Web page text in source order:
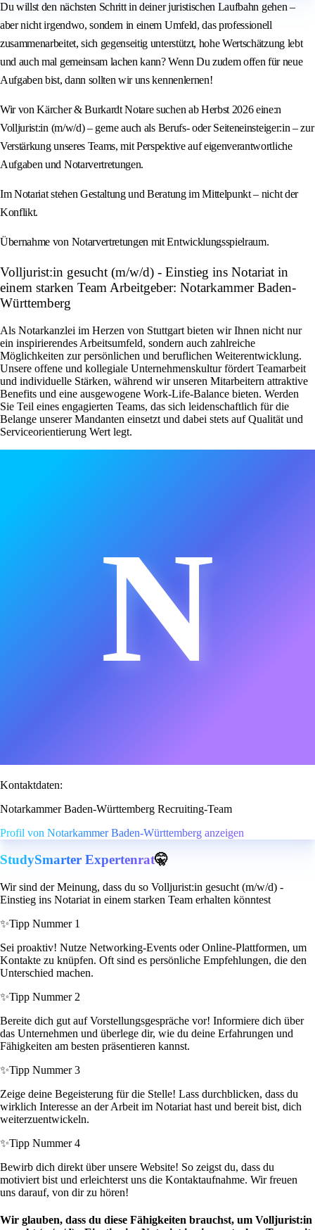
Du willst den nächsten Schritt in deiner juristischen Laufbahn gehen –
aber nicht irgendwo, sondern in einem Umfeld, das professionell
zusammenarbeitet, sich gegenseitig unterstützt, hohe Wertschätzung lebt
und auch mal gemeinsam lachen kann? Wenn Du zudem offen für neue
Aufgaben bist, dann sollten wir uns kennenlernen!
Wir von Kärcher & Burkardt Notare suchen ab Herbst 2026 eine:n
Volljurist:in (m/w/d) – gerne auch als Berufs- oder Seiteneinsteiger:in – zur
Verstärkung unseres Teams, mit Perspektive auf eigenverantwortliche
Aufgaben und Notarvertretungen.
Im Notariat stehen Gestaltung und Beratung im Mittelpunkt – nicht der
Konflikt.
Übernahme von Notarvertretungen mit Entwicklungsspielraum.
Volljurist:in gesucht (m/w/d) - Einstieg ins Notariat in
einem starken Team Arbeitgeber: Notarkammer Baden-
Württemberg
Als Notarkanzlei im Herzen von Stuttgart bieten wir Ihnen nicht nur
ein inspirierendes Arbeitsumfeld, sondern auch zahlreiche
Möglichkeiten zur persönlichen und beruflichen Weiterentwicklung.
Unsere offene und kollegiale Unternehmenskultur fördert Teamarbeit
und individuelle Stärken, während wir unseren Mitarbeitern attraktive
Benefits und eine ausgewogene Work-Life-Balance bieten. Werden
Sie Teil eines engagierten Teams, das sich leidenschaftlich für die
Belange unserer Mandanten einsetzt und dabei stets auf Qualität und
Serviceorientierung Wert legt.
N
Kontaktdaten:
Notarkammer Baden-Württemberg Recruiting-Team
Profil von Notarkammer Baden-Württemberg anzeigen
StudySmarter Expertenrat🤫
Wir sind der Meinung, dass du so Volljurist:in gesucht (m/w/d) -
Einstieg ins Notariat in einem starken Team erhalten könntest
✨Tipp Nummer 1
Sei proaktiv! Nutze Networking-Events oder Online-Plattformen, um
Kontakte zu knüpfen. Oft sind es persönliche Empfehlungen, die den
Unterschied machen.
✨Tipp Nummer 2
Bereite dich gut auf Vorstellungsgespräche vor! Informiere dich über
das Unternehmen und überlege dir, wie du deine Erfahrungen und
Fähigkeiten am besten präsentieren kannst.
✨Tipp Nummer 3
Zeige deine Begeisterung für die Stelle! Lass durchblicken, dass du
wirklich Interesse an der Arbeit im Notariat hast und bereit bist, dich
weiterzuentwickeln.
✨Tipp Nummer 4
Bewirb dich direkt über unsere Website! So zeigst du, dass du
motiviert bist und erleichterst uns die Kontaktaufnahme. Wir freuen
uns darauf, von dir zu hören!
Wir glauben, dass du diese Fähigkeiten brauchst, um Volljurist:in